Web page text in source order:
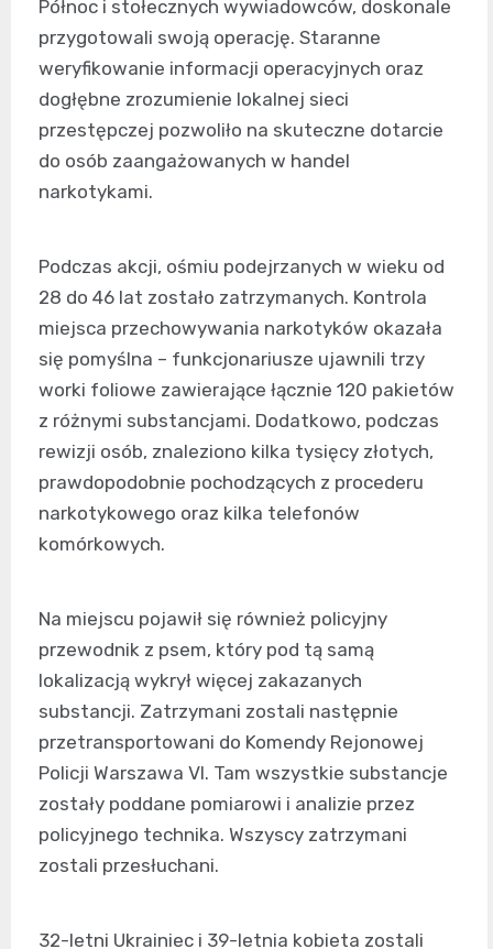
Północ i stołecznych wywiadowców, doskonale
przygotowali swoją operację. Staranne
weryfikowanie informacji operacyjnych oraz
dogłębne zrozumienie lokalnej sieci
przestępczej pozwoliło na skuteczne dotarcie
do osób zaangażowanych w handel
narkotykami.
Podczas akcji, ośmiu podejrzanych w wieku od
28 do 46 lat zostało zatrzymanych. Kontrola
miejsca przechowywania narkotyków okazała
się pomyślna – funkcjonariusze ujawnili trzy
worki foliowe zawierające łącznie 120 pakietów
z różnymi substancjami. Dodatkowo, podczas
rewizji osób, znaleziono kilka tysięcy złotych,
prawdopodobnie pochodzących z procederu
narkotykowego oraz kilka telefonów
komórkowych.
Na miejscu pojawił się również policyjny
przewodnik z psem, który pod tą samą
lokalizacją wykrył więcej zakazanych
substancji. Zatrzymani zostali następnie
przetransportowani do Komendy Rejonowej
Policji Warszawa VI. Tam wszystkie substancje
zostały poddane pomiarowi i analizie przez
policyjnego technika. Wszyscy zatrzymani
zostali przesłuchani.
32-letni Ukrainiec i 39-letnia kobieta zostali